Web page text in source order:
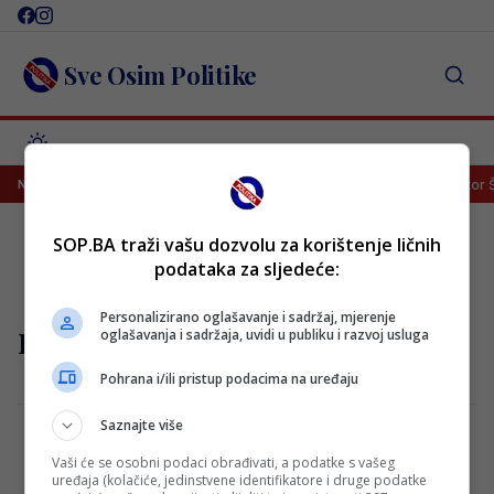
Skip
content Sve Osim Politike
NAJNOVIJESreća je Emanu Košpi ponovo okrenula leđa Selektor
nico paz
Real pronašao mladog dragulja koji će
SOP.BA traži vašu dozvolu za korištenje ličnih
podataka za sljedeće:
Personalizirano oglašavanje i sadržaj, mjerenje
oglašavanja i sadržaja, uvidi u publiku i razvoj usluga
Pohrana i/ili pristup podacima na uređaju
Saznajte više
Vaši će se osobni podaci obrađivati, a podatke s vašeg
uređaja (kolačiće, jedinstvene identifikatore i druge podatke